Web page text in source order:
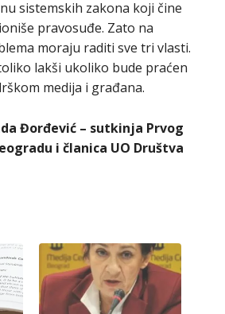
sistemskih zakona koji čine
pravosuđe. Zato na
moraju raditi sve tri vlasti.
lakši ukoliko bude praćen
medija i građana.
Đorđević – sutkinja Prvog
i članica UO Društva